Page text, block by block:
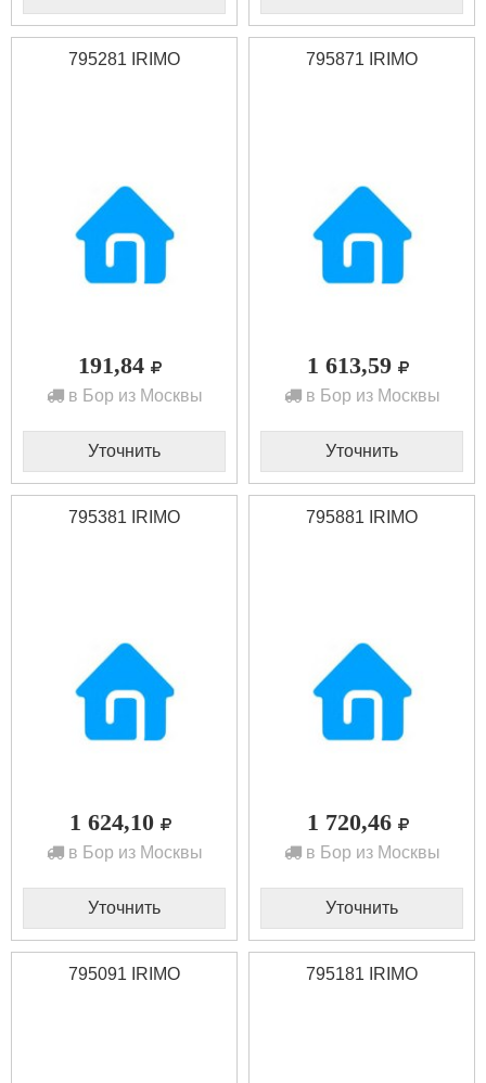
795281 IRIMO
191,84
в Бор из Москвы
Уточнить
795871 IRIMO
1 613,59
в Бор из Москвы
Уточнить
795381 IRIMO
1 624,10
в Бор из Москвы
Уточнить
795881 IRIMO
1 720,46
в Бор из Москвы
Уточнить
795091 IRIMO 795181 IRIMO